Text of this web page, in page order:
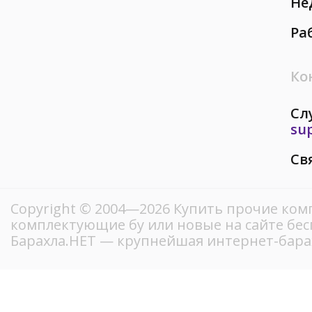
Copyright © 2004—2026 Купить прочие
комплектующие бу или новые на сайте
Барахла.НЕТ — крупнейшая интернет-